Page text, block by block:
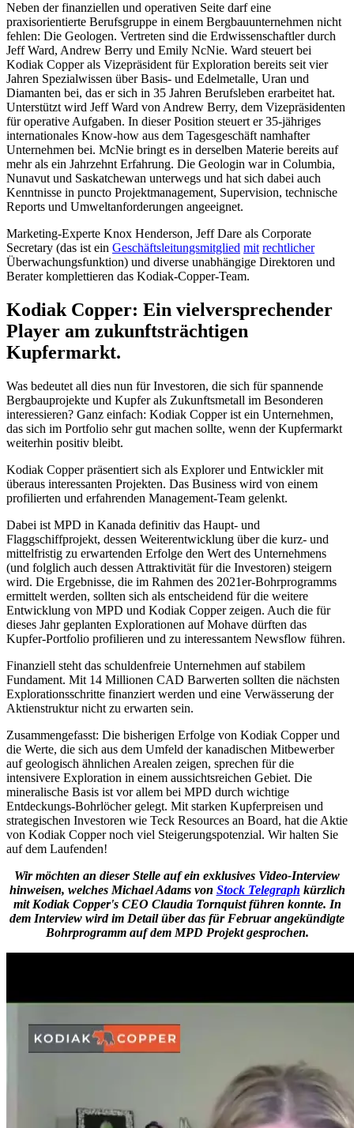
Neben der finanziellen und operativen Seite darf eine
praxisorientierte Berufsgruppe in einem Bergbauunternehmen nicht
fehlen: Die Geologen. Vertreten sind die Erdwissenschaftler durch
Jeff Ward, Andrew Berry und Emily NcNie. Ward steuert bei
Kodiak Copper als Vizepräsident für Exploration bereits seit vier
Jahren Spezialwissen über Basis- und Edelmetalle, Uran und
Diamanten bei, das er sich in 35 Jahren Berufsleben erarbeitet hat.
Unterstützt wird Jeff Ward von Andrew Berry, dem Vizepräsidenten
für operative Aufgaben. In dieser Position steuert er 35-jähriges
internationales Know-how aus dem Tagesgeschäft namhafter
Unternehmen bei. McNie bringt es in derselben Materie bereits auf
mehr als ein Jahrzehnt Erfahrung. Die Geologin war in Columbia,
Nunavut und Saskatchewan unterwegs und hat sich dabei auch
Kenntnisse in puncto Projektmanagement, Supervision, technische
Reports und Umweltanforderungen angeeignet.
Marketing-Experte Knox Henderson, Jeff Dare als Corporate
Secretary (das ist ein Geschäftsleitungsmitglied mit rechtlicher
Überwachungsfunktion) und diverse unabhängige Direktoren und
Berater komplettieren das Kodiak-Copper-Team.
Kodiak Copper: Ein vielversprechender
Player am zukunftsträchtigen
Kupfermarkt.
Was bedeutet all dies nun für Investoren, die sich für spannende
Bergbauprojekte und Kupfer als Zukunftsmetall im Besonderen
interessieren? Ganz einfach: Kodiak Copper ist ein Unternehmen,
das sich im Portfolio sehr gut machen sollte, wenn der Kupfermarkt
weiterhin positiv bleibt.
Kodiak Copper präsentiert sich als Explorer und Entwickler mit
überaus interessanten Projekten. Das Business wird von einem
profilierten und erfahrenden Management-Team gelenkt.
Dabei ist MPD in Kanada definitiv das Haupt- und
Flaggschiffprojekt, dessen Weiterentwicklung über die kurz- und
mittelfristig zu erwartenden Erfolge den Wert des Unternehmens
(und folglich auch dessen Attraktivität für die Investoren) steigern
wird. Die Ergebnisse, die im Rahmen des 2021er-Bohrprogramms
ermittelt werden, sollten sich als entscheidend für die weitere
Entwicklung von MPD und Kodiak Copper zeigen. Auch die für
dieses Jahr geplanten Explorationen auf Mohave dürften das
Kupfer-Portfolio profilieren und zu interessantem Newsflow führen.
Finanziell steht das schuldenfreie Unternehmen auf stabilem
Fundament. Mit 14 Millionen CAD Barwerten sollten die nächsten
Explorationsschritte finanziert werden und eine Verwässerung der
Aktienstruktur nicht zu erwarten sein.
Zusammengefasst: Die bisherigen Erfolge von Kodiak Copper und
die Werte, die sich aus dem Umfeld der kanadischen Mitbewerber
auf geologisch ähnlichen Arealen zeigen, sprechen für die
intensivere Exploration in einem aussichtsreichen Gebiet. Die
mineralische Basis ist vor allem bei MPD durch wichtige
Entdeckungs-Bohrlöcher gelegt. Mit starken Kupferpreisen und
strategischen Investoren wie Teck Resources an Board, hat die Aktie
von Kodiak Copper noch viel Steigerungspotenzial. Wir halten Sie
auf dem Laufenden!
Wir möchten an dieser Stelle auf ein exklusives Video-Interview
hinweisen, welches Michael Adams von Stock Telegraph kürzlich
mit Kodiak Copper's CEO Claudia Tornquist führen konnte. In
dem Interview wird im Detail über das für Februar angekündigte
Bohrprogramm auf dem MPD Projekt gesprochen.